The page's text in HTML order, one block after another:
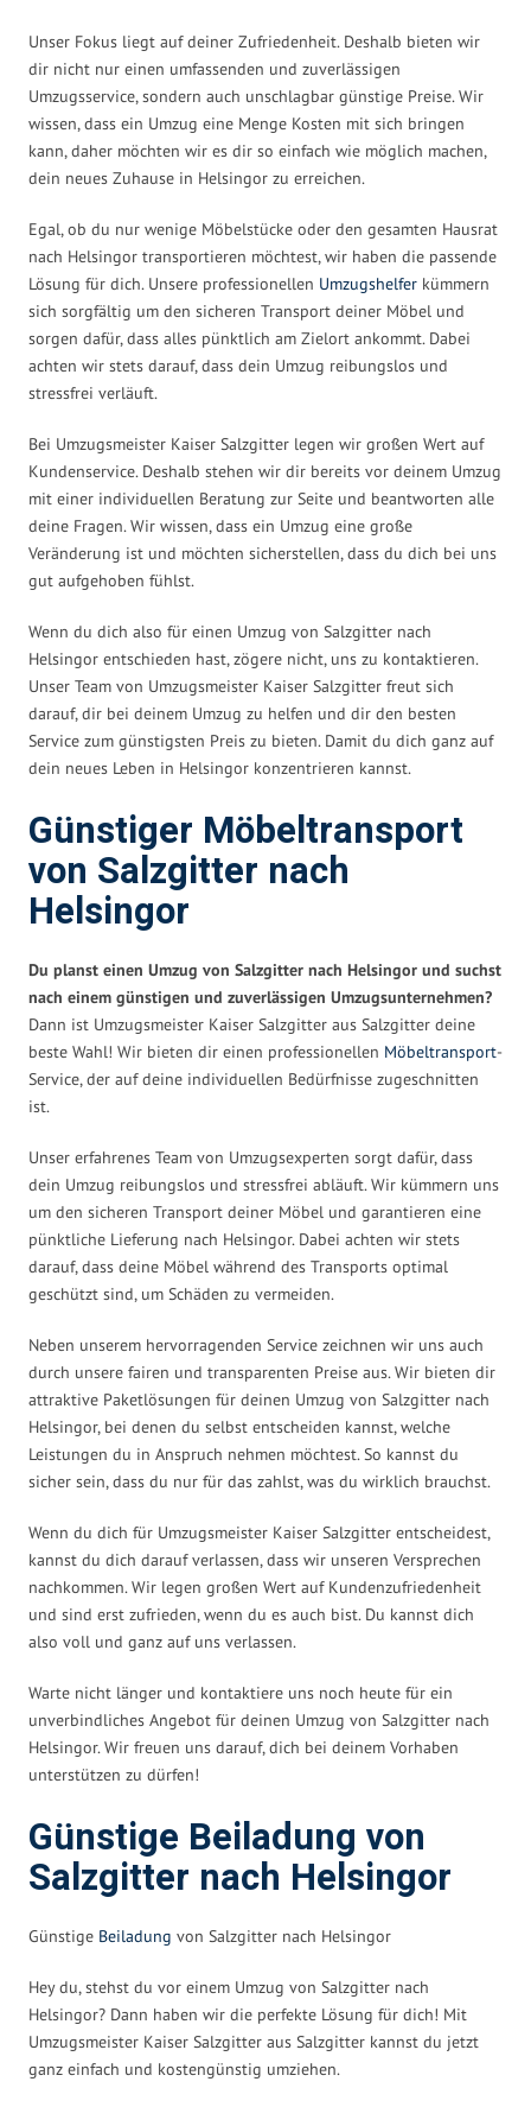
Unser Fokus liegt auf deiner Zufriedenheit. Deshalb bieten wir
dir nicht nur einen umfassenden und zuverlässigen
Umzugsservice, sondern auch unschlagbar günstige Preise. Wir
wissen, dass ein Umzug eine Menge Kosten mit sich bringen
kann, daher möchten wir es dir so einfach wie möglich machen,
dein neues Zuhause in Helsingor zu erreichen.
Egal, ob du nur wenige Möbelstücke oder den gesamten Hausrat
nach Helsingor transportieren möchtest, wir haben die passende
Lösung für dich. Unsere professionellen Umzugshelfer kümmern
sich sorgfältig um den sicheren Transport deiner Möbel und
sorgen dafür, dass alles pünktlich am Zielort ankommt. Dabei
achten wir stets darauf, dass dein Umzug reibungslos und
stressfrei verläuft.
Bei Umzugsmeister Kaiser Salzgitter legen wir großen Wert auf
Kundenservice. Deshalb stehen wir dir bereits vor deinem Umzug
mit einer individuellen Beratung zur Seite und beantworten alle
deine Fragen. Wir wissen, dass ein Umzug eine große
Veränderung ist und möchten sicherstellen, dass du dich bei uns
gut aufgehoben fühlst.
Wenn du dich also für einen Umzug von Salzgitter nach
Helsingor entschieden hast, zögere nicht, uns zu kontaktieren.
Unser Team von Umzugsmeister Kaiser Salzgitter freut sich
darauf, dir bei deinem Umzug zu helfen und dir den besten
Service zum günstigsten Preis zu bieten. Damit du dich ganz auf
dein neues Leben in Helsingor konzentrieren kannst.
Günstiger Möbeltransport
von Salzgitter nach
Helsingor
Du planst einen Umzug von Salzgitter nach Helsingor und suchst
nach einem günstigen und zuverlässigen Umzugsunternehmen?
Dann ist Umzugsmeister Kaiser Salzgitter aus Salzgitter deine
beste Wahl! Wir bieten dir einen professionellen Möbeltransport-
Service, der auf deine individuellen Bedürfnisse zugeschnitten
ist.
Unser erfahrenes Team von Umzugsexperten sorgt dafür, dass
dein Umzug reibungslos und stressfrei abläuft. Wir kümmern uns
um den sicheren Transport deiner Möbel und garantieren eine
pünktliche Lieferung nach Helsingor. Dabei achten wir stets
darauf, dass deine Möbel während des Transports optimal
geschützt sind, um Schäden zu vermeiden.
Neben unserem hervorragenden Service zeichnen wir uns auch
durch unsere fairen und transparenten Preise aus. Wir bieten dir
attraktive Paketlösungen für deinen Umzug von Salzgitter nach
Helsingor, bei denen du selbst entscheiden kannst, welche
Leistungen du in Anspruch nehmen möchtest. So kannst du
sicher sein, dass du nur für das zahlst, was du wirklich brauchst.
Wenn du dich für Umzugsmeister Kaiser Salzgitter entscheidest,
kannst du dich darauf verlassen, dass wir unseren Versprechen
nachkommen. Wir legen großen Wert auf Kundenzufriedenheit
und sind erst zufrieden, wenn du es auch bist. Du kannst dich
also voll und ganz auf uns verlassen.
Warte nicht länger und kontaktiere uns noch heute für ein
unverbindliches Angebot für deinen Umzug von Salzgitter nach
Helsingor. Wir freuen uns darauf, dich bei deinem Vorhaben
unterstützen zu dürfen!
Günstige Beiladung von
Salzgitter nach Helsingor
Günstige Beiladung von Salzgitter nach Helsingor
Hey du, stehst du vor einem Umzug von Salzgitter nach
Helsingor? Dann haben wir die perfekte Lösung für dich! Mit
Umzugsmeister Kaiser Salzgitter aus Salzgitter kannst du jetzt
ganz einfach und kostengünstig umziehen.